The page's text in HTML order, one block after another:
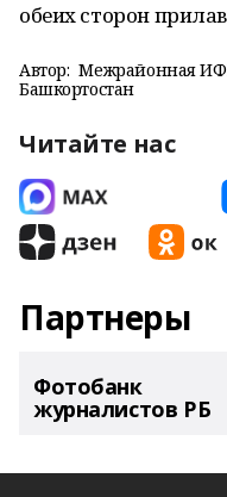
обеих сторон
Автор: Межрайонная
Башкортостан
Читайте нас
Партнеры
Фотобанк
журналистов РБ